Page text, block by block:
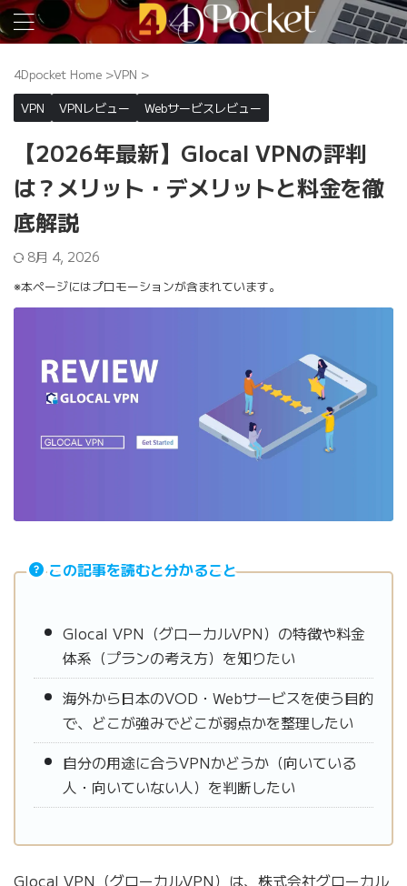
4Dpocket Home >VPN >
VPN
VPNレビュー Webサービスレビュー
【2026年最新】Glocal VPNの評判
は？メリット・デメリットと料金を徹
底解説
8月 4, 2026
※本ページにはプロモーションが含まれています。
この記事を読むと分かること
Glocal VPN（グローカルVPN）の特徴や料金
体系（プランの考え方）を知りたい
海外から日本のVOD・Webサービスを使う目的
で、どこが強みでどこが弱点かを整理したい
自分の用途に合うVPNかどうか（向いている
人・向いていない人）を判断したい
Glocal VPN（グローカルVPN）は、株式会社グローカル